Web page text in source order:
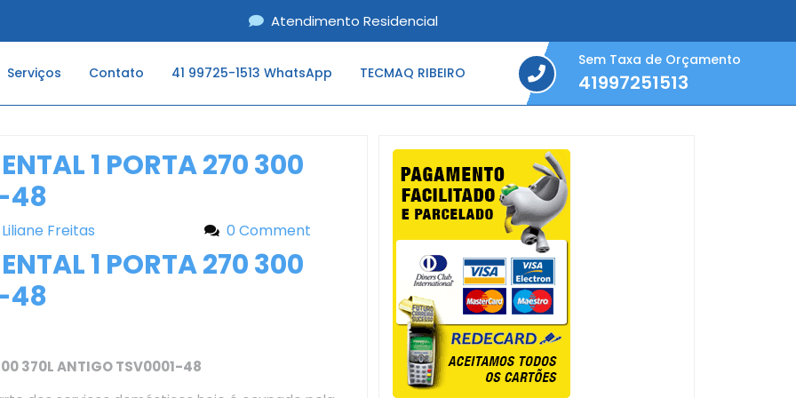
Atendimento Residencial
Serviços Contato 41 99725-1513 WhatsApp TECMAQ RIBEIRO
Sem Taxa de Orçamento
41997251513
41997251513
1 PORTA 270 300
48
Liliane Freitas 0 Comment
1 PORTA 270 300
48
370L ANTIGO TSV0001-48